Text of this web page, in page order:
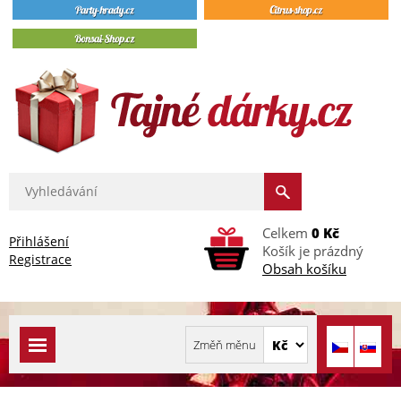
Přihlášení
Registrace
Celkem 0 Kč
Košík je prázdný
Obsah košíku